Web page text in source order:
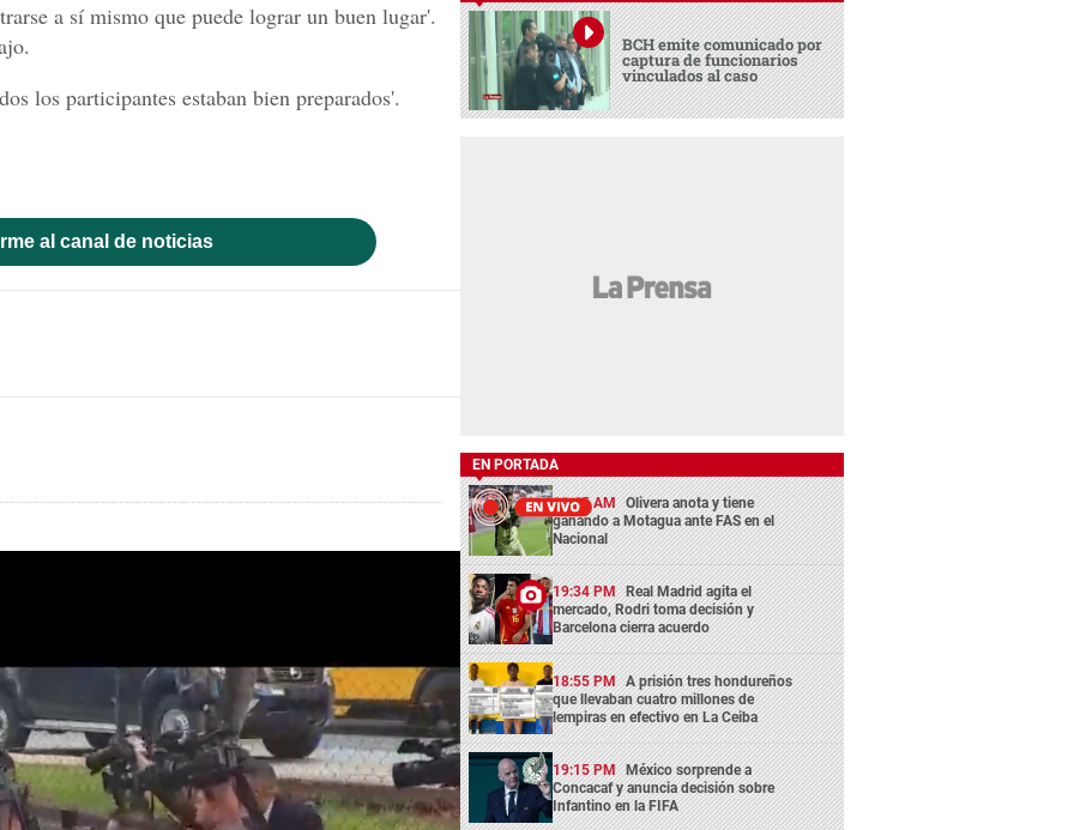
a sí mismo que puede lograr un buen lugar'.
los participantes estaban bien preparados'.
al canal de noticias
BCH emite comunicado por
captura de funcionarios
vinculados al caso
EN PORTADA
11:45 AM Olivera anota y tiene
ganando a Motagua ante FAS en el
Nacional
19:34 PM Real Madrid agita el
mercado, Rodri toma decisión y
Barcelona cierra acuerdo
18:55 PM A prisión tres hondureños
que llevaban cuatro millones de
lempiras en efectivo en La Ceiba
19:15 PM México sorprende a
Concacaf y anuncia decisión sobre
Infantino en la FIFA